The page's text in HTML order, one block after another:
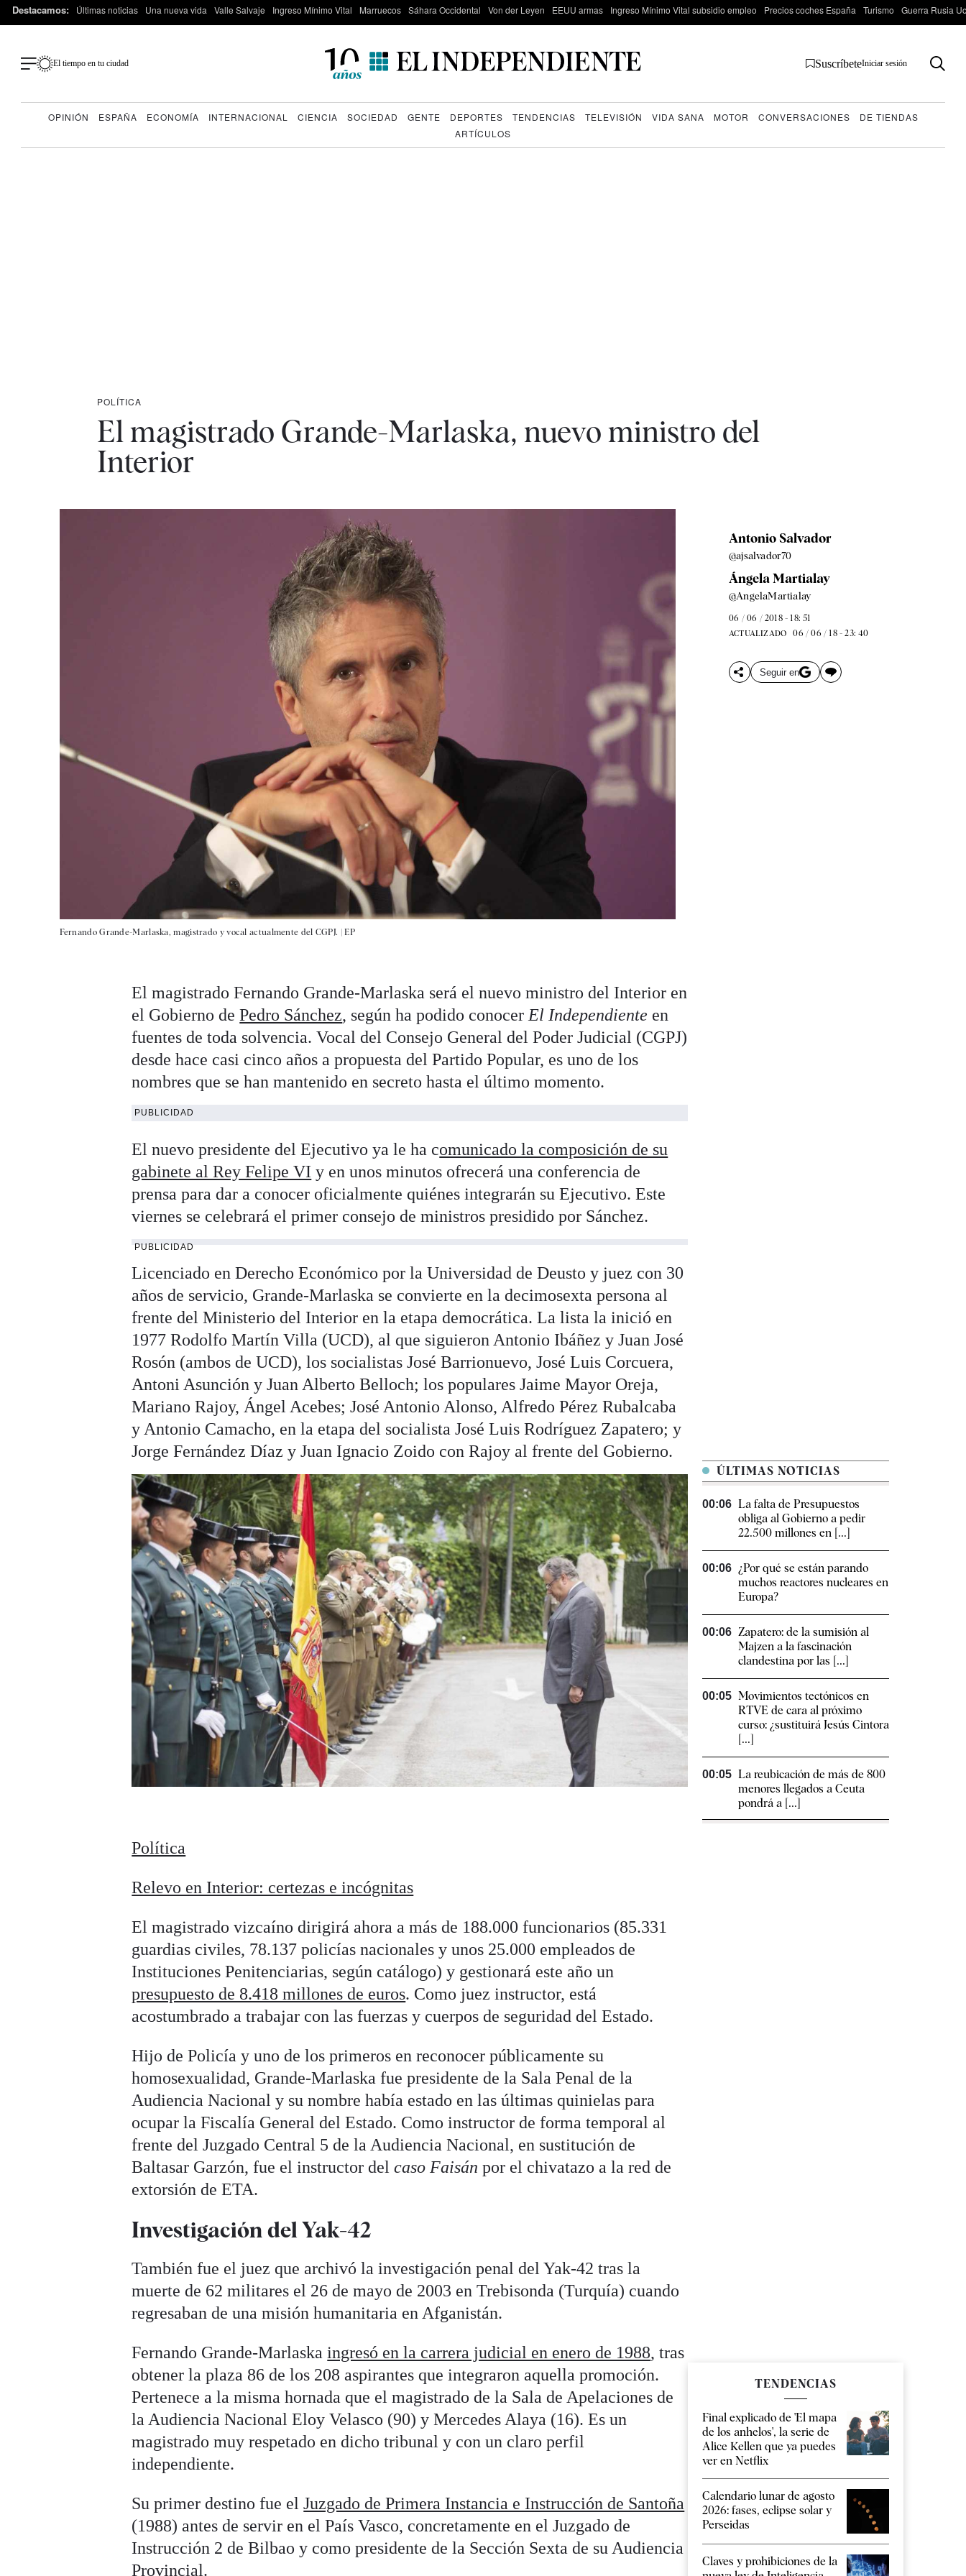
Destacamos: Últimas noticias Una nueva vida Valle Salvaje Ingreso Mínimo Vital Marruecos Sáhara Occidental Von der Leyen EEUU armas Ingreso Mínimo Vital subsidio empleo Precios coches España Turismo Guerra Rusia
El tiempo en tu ciudad SuscríbeteIniciar sesión
OPINIÓN ESPAÑA ECONOMÍA INTERNACIONAL CIENCIA SOCIEDAD GENTE DEPORTES TENDENCIAS TELEVISIÓN VIDA SANA MOTOR CONVERSACIONES
DE TIENDAS
ARTÍCULOS
POLÍTICA
El magistrado Grande-Marlaska, nuevo ministro del
Interior
Fernando Grande-Marlaska, magistrado y vocal actualmente del CGPJ. |EP
Antonio Salvador
@ajsalvador70
Ángela Martialay
@AngelaMartialay
06 / 06 / 2018 - 18: 51
ACTUALIZADO 06 / 06 / 18 - 23: 40
Seguir en
El magistrado Fernando Grande-Marlaska será el nuevo ministro del Interior en
el Gobierno dePedro Sánchez, según ha podido conocerEl Independiente en
fuentes de toda solvencia. Vocal del Consejo General del Poder Judicial (CGPJ)
desde hace casi cinco años a propuesta del Partido Popular, es uno de los
nombres que se han mantenido en secreto hasta el último momento.
PUBLICIDAD
El nuevo presidente del Ejecutivo ya le ha comunicado la composición de su
gabinete al Rey Felipe VI y en unos minutos ofrecerá una conferencia de
prensa para dar a conocer oficialmente quiénes integrarán su Ejecutivo. Este
viernes se celebrará el primer consejo de ministros presidido por Sánchez.
PUBLICIDAD
Licenciado en Derecho Económico por la Universidad de Deusto y juez con 30
años de servicio, Grande-Marlaska se convierte en la decimosexta persona al
frente del Ministerio del Interior en la etapa democrática. La lista la inició en
1977 Rodolfo Martín Villa (UCD), al que siguieron Antonio Ibáñez y Juan José
Rosón (ambos de UCD), los socialistas José Barrionuevo, José Luis Corcuera,
Antoni Asunción y Juan Alberto Belloch; los populares Jaime Mayor Oreja,
Mariano Rajoy, Ángel Acebes; José Antonio Alonso, Alfredo Pérez Rubalcaba
y Antonio Camacho, en la etapa del socialista José Luis Rodríguez Zapatero; y
Jorge Fernández Díaz y Juan Ignacio Zoido con Rajoy al frente del Gobierno.
Política
Relevo en Interior: certezas e incógnitas
El magistrado vizcaíno dirigirá ahora a más de 188.000 funcionarios (85.331
guardias civiles, 78.137 policías nacionales y unos 25.000 empleados de
Instituciones Penitenciarias, según catálogo) y gestionará este año un
presupuesto de 8.418 millones de euros. Como juez instructor, está
acostumbrado a trabajar con las fuerzas y cuerpos de seguridad del Estado.
Hijo de Policía y uno de los primeros en reconocer públicamente su
homosexualidad, Grande-Marlaska fue presidente de la Sala Penal de la
Audiencia Nacional y su nombre había estado en las últimas quinielas para
ocupar la Fiscalía General del Estado. Como instructor de forma temporal al
frente del Juzgado Central 5 de la Audiencia Nacional, en sustitución de
Baltasar Garzón, fue el instructor delcaso Faisánpor el chivatazo a la red de
extorsión de ETA.
Investigación del Yak-42
También fue el juez que archivó la investigación penal del Yak-42 tras la
muerte de 62 militares el 26 de mayo de 2003 en Trebisonda (Turquía) cuando
regresaban de una misión humanitaria en Afganistán.
Fernando Grande-Marlaskaingresó en la carrera judicial en enero de 1988, tras
obtener la plaza 86 de los 208 aspirantes que integraron aquella promoción.
Pertenece a la misma hornada que el magistrado de la Sala de Apelaciones de
la Audiencia Nacional Eloy Velasco (90) y Mercedes Alaya (16). Es un
magistrado muy respetado en dicho tribunal y con un claro perfil
independiente.
Su primer destino fue elJuzgado de Primera Instancia e Instrucción de Santoña
(1988) antes de servir en el País Vasco, concretamente en el Juzgado de
Instrucción 2 de Bilbao y como presidente de la Sección Sexta de su Audiencia
Provincial.
ÚLTIMAS NOTICIAS
00:06 La falta de Presupuestos
obliga al Gobierno a pedir
22.500 millones en [...]
00:06 ¿Por qué se están parando
muchos reactores nucleares en
Europa?
00:06 Zapatero: de la sumisión al
Majzen a la fascinación
clandestina por las [...]
00:05 Movimientos tectónicos en
RTVE de cara al próximo
curso: ¿sustituirá Jesús Cintora
[...]
00:05 La reubicación de más de 800
menores llegados a Ceuta
pondrá a [...]
TENDENCIAS
Final explicado de 'El mapa
de los anhelos', la serie de
Alice Kellen que ya puedes
ver en Netflix
Calendario lunar de agosto
2026: fases, eclipse solar y
Perseidas
Claves y prohibiciones de la